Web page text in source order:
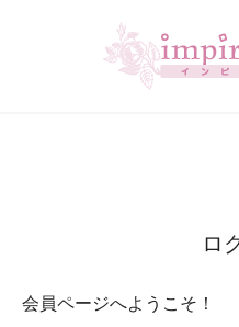
ロ
会員ページへようこそ！